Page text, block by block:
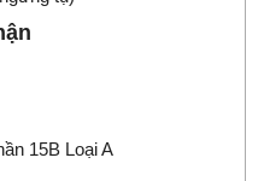
15B Loại A